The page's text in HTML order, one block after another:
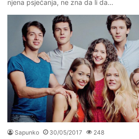
njena psjećanja, ne zna da li da…
Sapunko 30/05/2017 248